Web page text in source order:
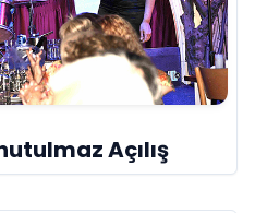
Açılış